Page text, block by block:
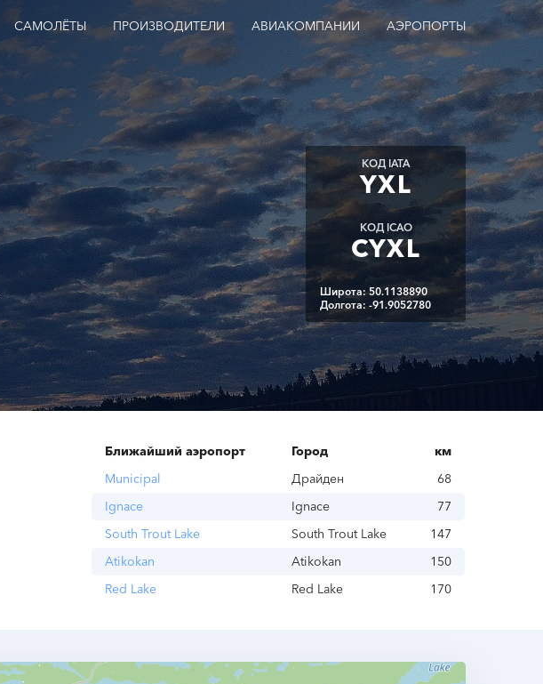
САМОЛЁТЫ ПРОИЗВОДИТЕЛИ АВИАКОМПАНИИ АЭРОПОРТЫ
КОД IATA
YXL
КОД ICAO
CYXL
Широта: 50.1138890
Долгота: -91.9052780
Ближайший аэропорт Город
км
Municipal
Драйден
68
Ignace
Ignace
77
South Trout Lake
South Trout Lake
147
Atikokan
Atikokan
150
Red Lake
Red Lake 170